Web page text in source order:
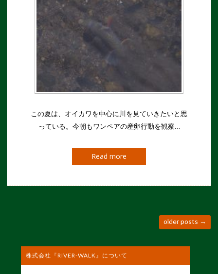
この夏は、オイカワを中心に川を見ていきたいと思
っている。今朝もワンペアの産卵行動を観察…
Read more
older posts →
株式会社『RIVER-WALK』について